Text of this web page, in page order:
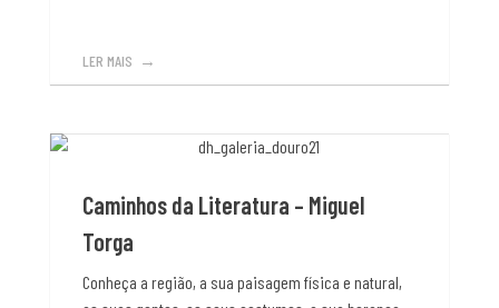
LER MAIS
Caminhos da Literatura – Miguel
Torga
Conheça a região, a sua paisagem física e natural,